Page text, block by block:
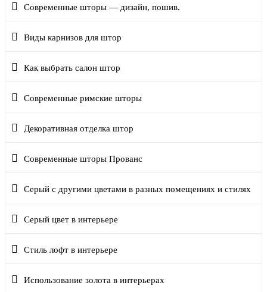
Современные шторы — дизайн, пошив.
Виды карнизов для штор
Как выбрать салон штор
Современные римские шторы
Декоративная отделка штор
Современные шторы Прованс
Серый с другими цветами в разных помещениях и стилях
Серый цвет в интерьере
Стиль лофт в интерьере
Использование золота в интерьерах